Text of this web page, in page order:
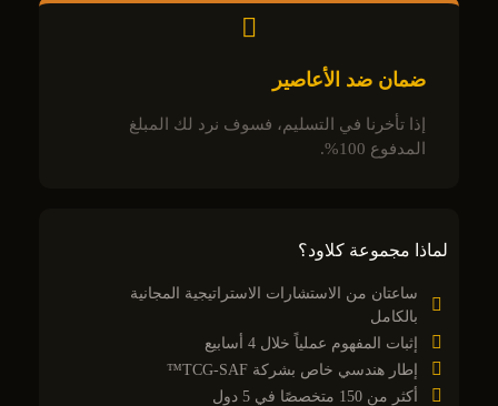
ضمان ضد الأعاصير
إذا تأخرنا في التسليم، فسوف نرد لك المبلغ
المدفوع 100%.
لماذا مجموعة كلاود؟
ساعتان من الاستشارات الاستراتيجية المجانية
بالكامل
إثبات المفهوم عملياً خلال 4 أسابيع
إطار هندسي خاص بشركة TCG-SAF™
أكثر من 150 متخصصًا في 5 دول